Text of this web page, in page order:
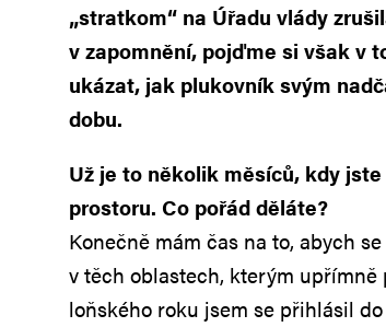
„stratkom“ na Úřadu vlády
v zapomnění, pojďme si však v
ukázat, jak plukovník svým
dobu.
Už je to několik měsíců, kdy
prostoru. Co pořád děláte?
Konečně mám čas na to, abych
v těch oblastech, kterým
loňského roku jsem se přihlásil